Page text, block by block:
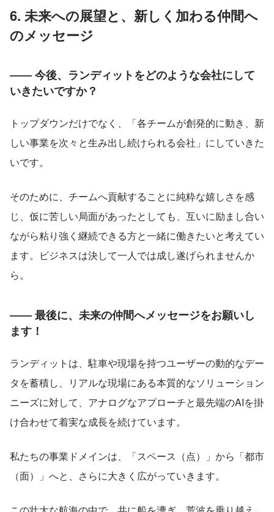
6. 未来への展望と、新しく加わる仲間へ
のメッセージ
―― 今後、ランディットをどのような会社にして
いきたいですか？
トップダウンだけでなく、「各チームが創発的に動き、新
しい事業を次々と生み出し続けられる会社」にしていきた
いです。
そのために、チームへ貢献することに純粋な嬉しさを感
じ、仮に苦しい局面があったとしても、互いに励まし合い
ながら粘り強く継続できる方と一緒に働きたいと考えてい
ます。ビジネスは決して一人では成し遂げられませんか
ら。
―― 最後に、未来の仲間へメッセージをお願いし
ます！
ランディットは、駐車や現場を持つユーザーの動的なデー
タを蓄積し、リアルな現場にある本質的なソリューション
ニーズに対して、アナログなアプローチと最先端のAIを掛
け合わせて着実な成長を続けています。
私たちの事業ドメインは、「スペース（点）」から「都市
（面）」へと、さらに大きく広がっていきます。